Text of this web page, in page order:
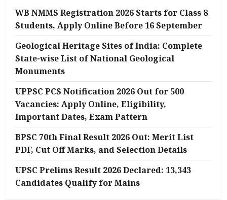
WB NMMS Registration 2026 Starts for Class 8
Students, Apply Online Before 16 September
Geological Heritage Sites of India: Complete
State-wise List of National Geological
Monuments
UPPSC PCS Notification 2026 Out for 500
Vacancies: Apply Online, Eligibility,
Important Dates, Exam Pattern
BPSC 70th Final Result 2026 Out: Merit List
PDF, Cut Off Marks, and Selection Details
UPSC Prelims Result 2026 Declared: 13,343
Candidates Qualify for Mains